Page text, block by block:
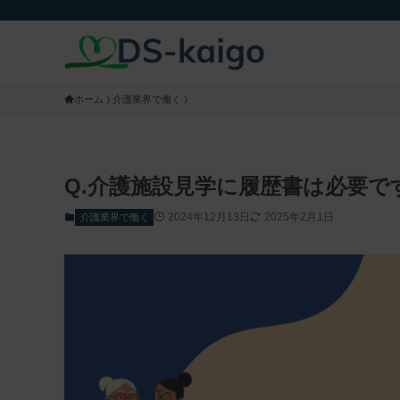
ホーム 介護業界で働く
Q.介護施設見学に履歴書は必要で
介護業界で働く 2024年12月13日 2025年2月1日